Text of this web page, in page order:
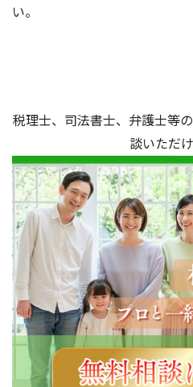
い。
税理士、司法書士、弁護士等
談いただけ